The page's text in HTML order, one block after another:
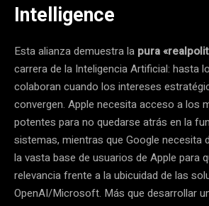
Intelligence
Esta alianza demuestra la pura
carrera de la Inteligencia Artificial: hasta
colaboran cuando los intereses
convergen. Apple necesita acceso a los
potentes para no quedarse atrás en la
sistemas, mientras que Google necesita
la vasta base de usuarios de Apple para
relevancia frente a la ubicuidad de las
OpenAI/Microsoft. Más que desarrollar